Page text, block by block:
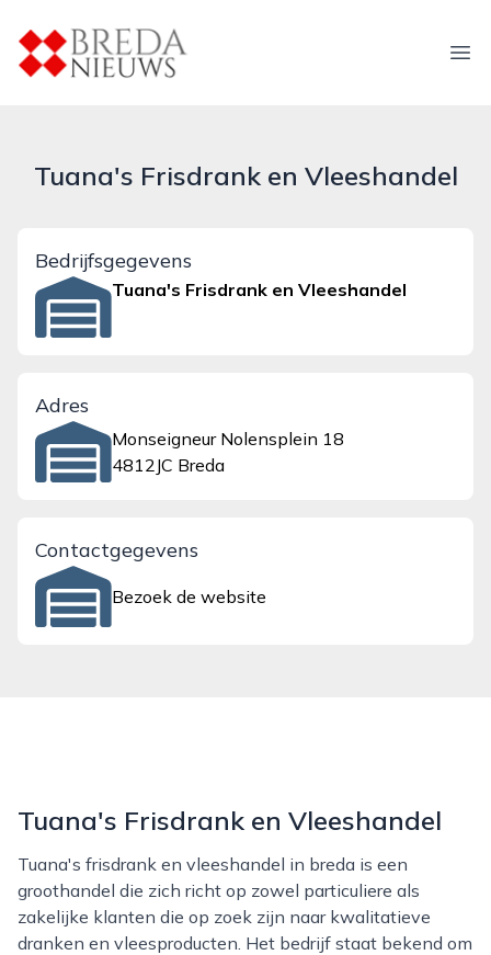
breda-nieuws.nl
Tuana's Frisdrank en Vleeshandel
Bedrijfsgegevens
Tuana's Frisdrank en Vleeshandel
Adres
Monseigneur Nolensplein 18
4812JC Breda
Contactgegevens
Bezoek de website
Tuana's Frisdrank en Vleeshandel
Tuana's frisdrank en vleeshandel in breda is een
groothandel die zich richt op zowel particuliere als
zakelijke klanten die op zoek zijn naar kwalitatieve
dranken en vleesproducten. Het bedrijf staat bekend om